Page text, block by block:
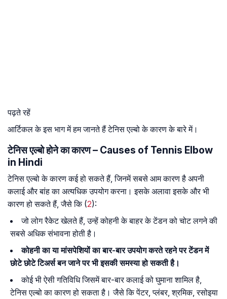
पढ़ते रहें
आर्टिकल के इस भाग में हम जानते हैं टेनिस एल्बो के कारण के बारे में।
टेनिस एल्बो होने का कारण – Causes of Tennis Elbow
in Hindi
टेनिस एल्बो के कारण कई हो सकते हैं, जिनमें सबसे आम कारण है अपनी
कलाई और बांह का अत्यधिक उपयोग करना। इसके अलावा इसके और भी
कारण हो सकते हैं, जैसे कि (2):
जो लोग रैकेट खेलते हैं, उन्हें कोहनी के बाहर के टेंडन को चोट लगने की
सबसे अधिक संभावना होती है।
कोहनी का या मांसपेशियों का बार-बार उपयोग करते रहने पर टेंडन में
छोटे छोटे टिअर्स बन जाने पर भी इसकी समस्या हो सकती है।
कोई भी ऐसी गतिविधि जिसमें बार-बार कलाई को घुमाना शामिल है,
टेनिस एल्बो का कारण हो सकता है। जैसे कि पेंटर, प्लंबर, श्रमिक, रसोइया